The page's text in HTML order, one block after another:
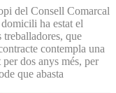
del Consell Comarcal
ha estat el
que
contempla una
dos anys més, per
que abasta